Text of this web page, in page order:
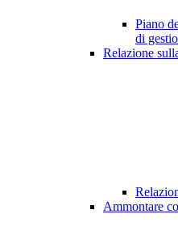
Piano
di
Relazione
Ammontare